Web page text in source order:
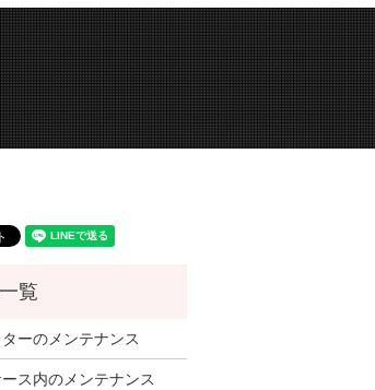
ーのメンテナンス
ス内のメンテナンス